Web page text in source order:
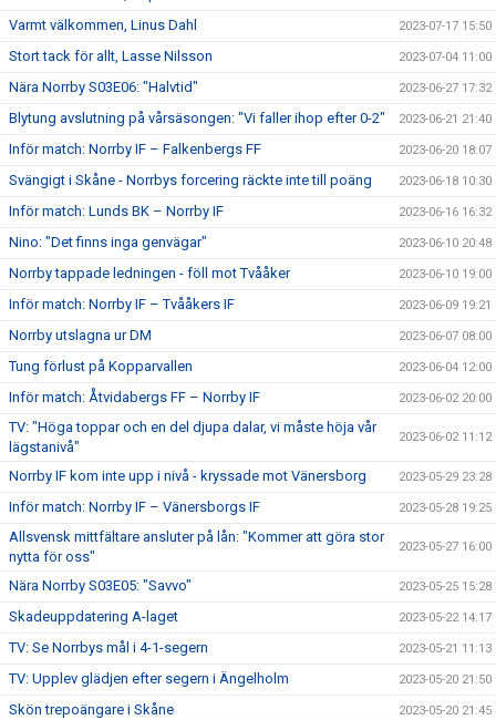
Varmt välkommen, Linus Dahl 2023-07-17 15:50
Stort tack för allt, Lasse Nilsson 2023-07-04 11:00
Nära Norrby S03E06: "Halvtid" 2023-06-27 17:32
Blytung avslutning på vårsäsongen: "Vi faller ihop efter 0-2" 2023-06-21 21:40
Inför match: Norrby IF – Falkenbergs FF 2023-06-20 18:07
Svängigt i Skåne - Norrbys forcering räckte inte till poäng 2023-06-18 10:30
Inför match: Lunds BK – Norrby IF 2023-06-16 16:32
Nino: "Det finns inga genvägar" 2023-06-10 20:48
Norrby tappade ledningen - föll mot Tvååker 2023-06-10 19:00
Inför match: Norrby IF – Tvååkers IF 2023-06-09 19:21
Norrby utslagna ur DM 2023-06-07 08:00
Tung förlust på Kopparvallen 2023-06-04 12:00
Inför match: Åtvidabergs FF – Norrby IF 2023-06-02 20:00
TV: "Höga toppar och en del djupa dalar, vi måste höja vår
lägstanivå"
2023-06-02 11:12
Norrby IF kom inte upp i nivå - kryssade mot Vänersborg 2023-05-29 23:28
Inför match: Norrby IF – Vänersborgs IF 2023-05-28 19:25
Allsvensk mittfältare ansluter på lån: "Kommer att göra stor
nytta för oss"
2023-05-27 16:00
Nära Norrby S03E05: "Savvo" 2023-05-25 15:28
Skadeuppdatering A-laget 2023-05-22 14:17
TV: Se Norrbys mål i 4-1-segern 2023-05-21 11:13
TV: Upplev glädjen efter segern i Ängelholm 2023-05-20 21:50
Skön trepoängare i Skåne 2023-05-20 21:45